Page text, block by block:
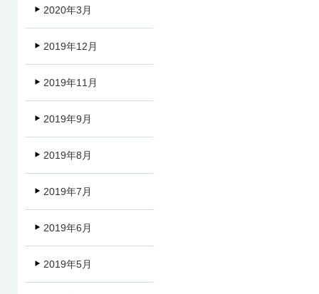
2020年3月
2019年12月
2019年11月
2019年9月
2019年8月
2019年7月
2019年6月
2019年5月